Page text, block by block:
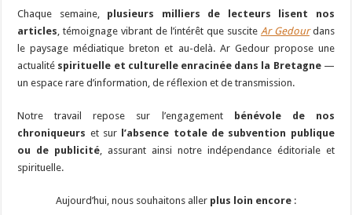
Chaque semaine, plusieurs milliers de lecteurs lisent nos
articles, témoignage vibrant de l’intérêt que suscite Ar Gedourdans
le paysage médiatique breton et au-delà. Ar Gedour propose une
actualité spirituelle et culturelle enracinée dans la Bretagne—
un espace rare d’information, de réflexion et de transmission.
Notre travail repose sur l’engagement
bénévole de nos
chroniqueurs et sur l’absence totale de subvention publique
ou de publicité, assurant ainsi notre indépendance éditoriale et
spirituelle.
Aujourd’hui, nous souhaitons aller plus loin encore: